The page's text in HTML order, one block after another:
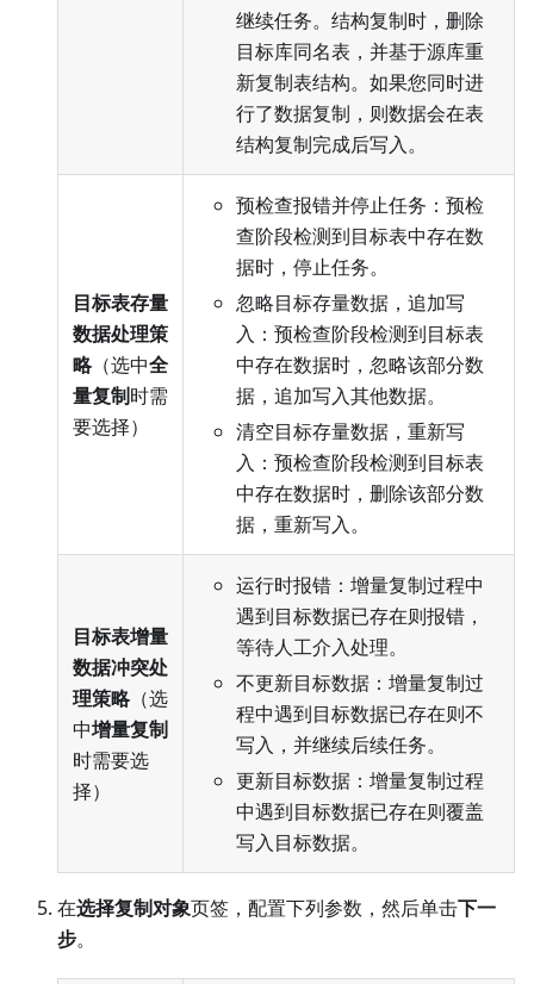
继续任务。结构复制时，删除
目标库同名表，并基于源库重
新复制表结构。如果您同时进
行了数据复制，则数据会在表
结构复制完成后写入。
目标表存量
数据处理策
略（选中全
量复制时需
要选择）
预检查报错并停止任务：预检
查阶段检测到目标表中存在数
据时，停止任务。
忽略目标存量数据，追加写
入：预检查阶段检测到目标表
中存在数据时，忽略该部分数
据，追加写入其他数据。
清空目标存量数据，重新写
入：预检查阶段检测到目标表
中存在数据时，删除该部分数
据，重新写入。
目标表增量
数据冲突处
理策略（选
中增量复制
时需要选
择）
运行时报错：增量复制过程中
遇到目标数据已存在则报错，
等待人工介入处理。
不更新目标数据：增量复制过
程中遇到目标数据已存在则不
写入，并继续后续任务。
更新目标数据：增量复制过程
中遇到目标数据已存在则覆盖
写入目标数据。
在选择复制对象页签，配置下列参数，然后单击下一
步。